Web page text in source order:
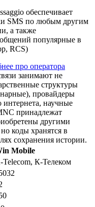
обеспечивает
SMS по любым другим
а также
популярные в
RCS)
про оператора
занимают не
структуры
провайдеры
научные
принадлежат
другими
коды хранятся в
сохранения истории.
Mobile
Telecom, К-Телеком